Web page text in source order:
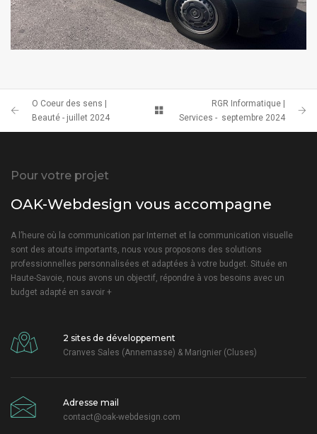
O Coeur des sens |
Beauté - juillet 2024
RGR Informatique |
Services - septembre 2024
Pour votre projet
OAK-Webdesign vous accompagne
A l’heure où la communication par Internet et la communication visuelle
sont des atouts importants, nous vous proposons des solutions
professionnelles personnalisées et adaptées à votre budget. Située en
Haute-Savoie, nous avons un objectif, répondre à vos besoins avec un
budget adapté en savoir +
2 sites de développement
Cranves Sales (Annemasse) & Marignier (Cluses)
Adresse mail
contact@oak-webdesign.com